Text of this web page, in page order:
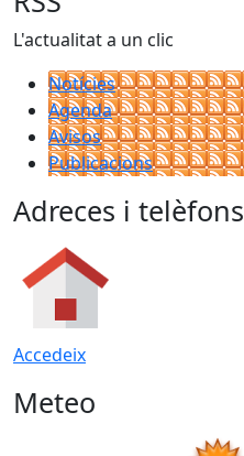
L'actualitat a un clic
Notícies
Agenda
Avisos
Publicacions
Adreces i telèfons
Accedeix
Meteo